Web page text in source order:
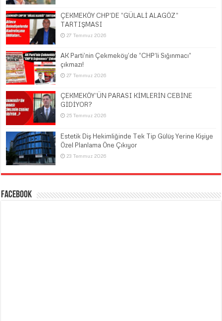
ÇEKMEKÖY CHP’DE “GÜLALİ ALAGÖZ”
TARTIŞMASI
27 Temmuz 2026
AK Parti’nin Çekmeköy’de “CHP’li Sığınmacı”
çıkmazı!
27 Temmuz 2026
ÇEKMEKÖY’ÜN PARASI KİMLERİN CEBİNE
GİDİYOR?
25 Temmuz 2026
Estetik Diş Hekimliğinde Tek Tip Gülüş Yerine Kişiye
Özel Planlama Öne Çıkıyor
23 Temmuz 2026
Facebook